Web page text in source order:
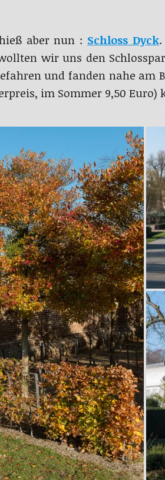
aber nun : Schloss Dyck.
wir uns den
und fanden nahe am
im Sommer 9,50 Euro)